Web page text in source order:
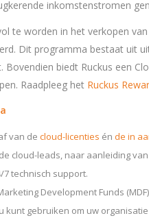
inkomstenstromen
te worden in het verkopen
Dit programma bestaat uit
biedt Ruckus een
Raadpleeg het Ruckus
van de cloud-licenties én de in
cloud-leads, naar aanleiding
technisch support.
Development Funds
kunt gebruiken om uw